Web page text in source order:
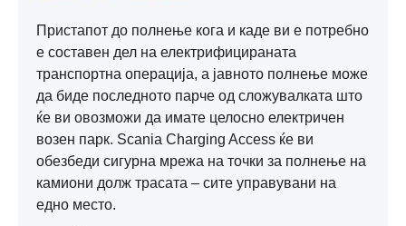
Пристапот до полнење кога и каде ви е потребно
е составен дел на електрифицираната
транспортна операција, а јавното полнење може
да биде последното парче од сложувалката што
ќе ви овозможи да имате целосно електричен
возен парк. Scania Charging Access ќе ви
обезбеди сигурна мрежа на точки за полнење на
камиони долж трасата – сите управувани на
едно место.